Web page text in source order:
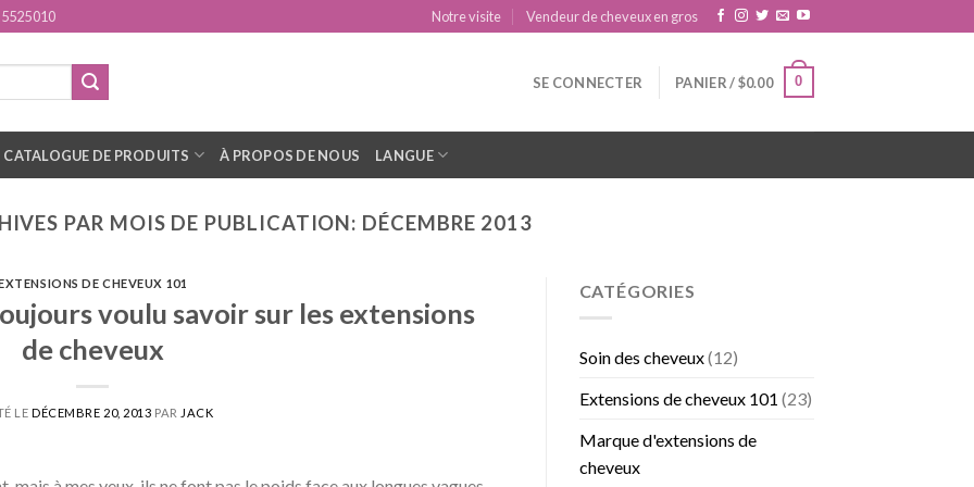
Notre visite Vendeur de cheveux en gros
SE CONNECTER PANIER /$0.00 0
CATALOGUE DE PRODUITS À PROPOS DE NOUS LANGUE
PAR MOIS DE PUBLICATION: DÉCEMBRE 2013
DE CHEVEUX 101
voulu savoir sur les extensions
de cheveux
LE DÉCEMBRE 20, 2013 PAR JACK
CATÉGORIES
Soin des cheveux(12)
Extensions de cheveux 101 (23)
Marque d'extensions de
cheveux